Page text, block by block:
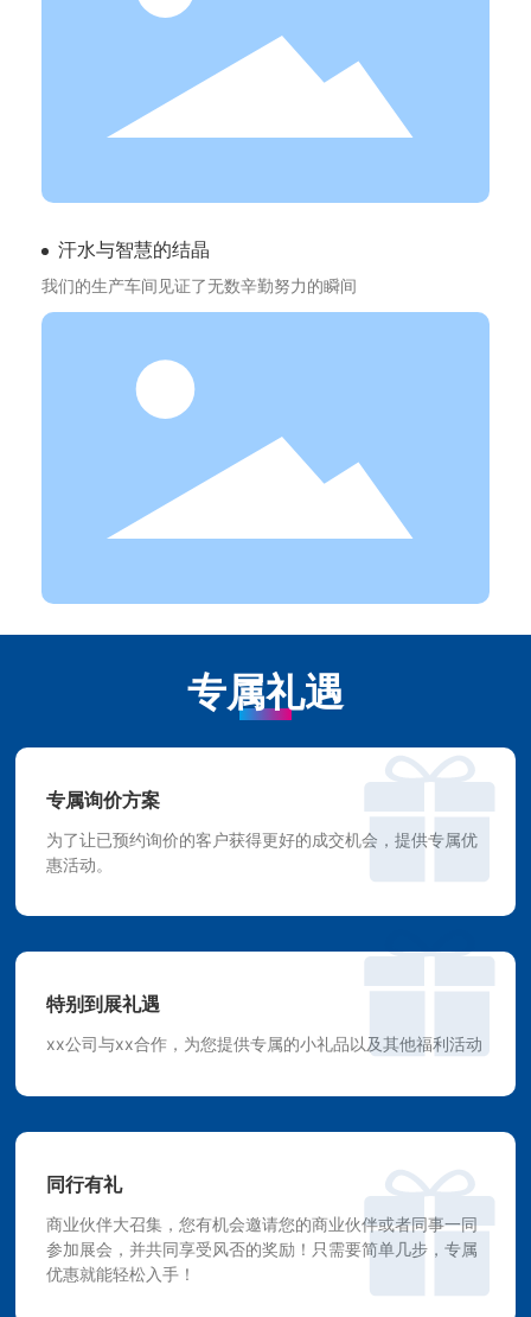
汗水与智慧的结晶
我们的生产车间见证了无数辛勤努力的瞬间
专属礼遇
专属询价方案
为了让已预约询价的客户获得更好的成交机会，提供专属优
惠活动。
特别到展礼遇
xx公司与xx合作，为您提供专属的小礼品以及其他福利活动
同行有礼
商业伙伴大召集，您有机会邀请您的商业伙伴或者同事一同
参加展会，并共同享受风否的奖励！只需要简单几步，专属
优惠就能轻松入手！